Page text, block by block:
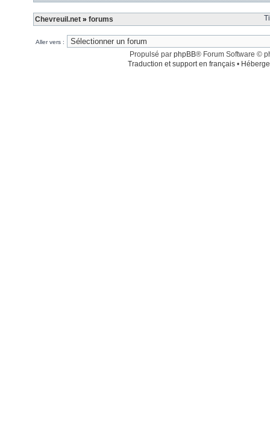
Chevreuil.net » forums
Aller vers :
Propulsé par phpBB® Forum Software ©
Traduction et support en français •